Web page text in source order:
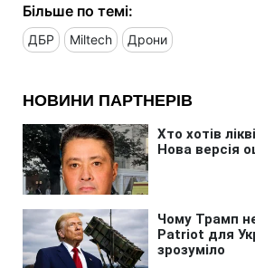
Більше по темі:
ДБР Miltech Дрони